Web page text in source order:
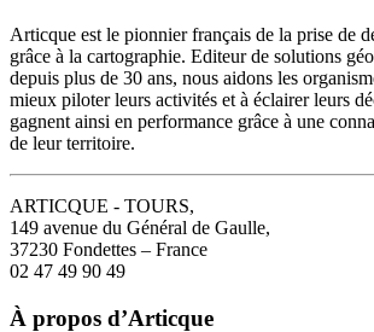
Articque est le pionnier français de la prise de
grâce à la cartographie. Editeur de solutions
depuis plus de 30 ans, nous aidons les
mieux piloter leurs activités et à éclairer leurs
gagnent ainsi en performance grâce à une
de leur territoire.
ARTICQUE - TOURS,
149 avenue du Général de Gaulle,
37230 Fondettes – France
02 47 49 90 49
À propos d’Articque